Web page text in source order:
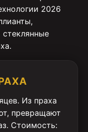
2026
Из праха
превращают
Стоимость: